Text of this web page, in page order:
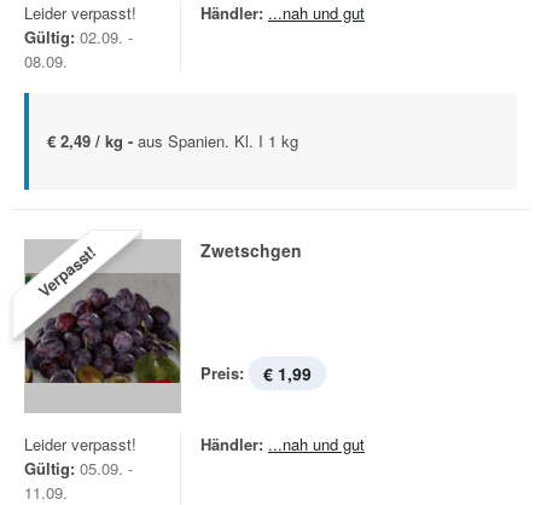
Leider verpasst!
Gültig: 02.09. -
08.09.
Händler: ...nah und gut
€ 2,49 / kg - aus Spanien. Kl. I 1 kg
Verpasst! Zwetschgen
Preis: € 1,99
Leider verpasst!
Gültig: 05.09. -
11.09.
Händler: ...nah und gut